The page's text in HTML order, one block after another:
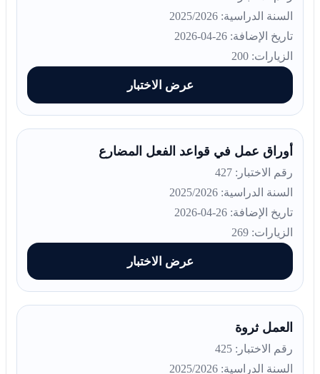
السنة الدراسية: 2025/2026
تاريخ الإضافة: 26-04-2026
الزيارات: 200
عرض الاختبار
أوراق عمل في قواعد الفعل المضارع
رقم الاختبار: 427
السنة الدراسية: 2025/2026
تاريخ الإضافة: 26-04-2026
الزيارات: 269
عرض الاختبار
العمل ثروة
رقم الاختبار: 425
السنة الدراسية: 2025/2026